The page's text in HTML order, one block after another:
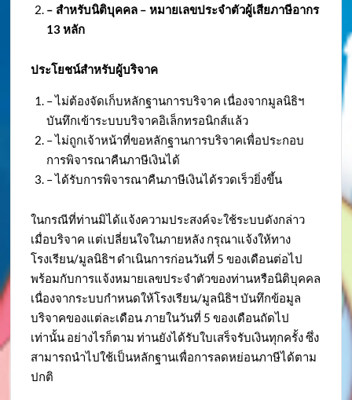
– สำหรับนิติบุคคล – หมายเลขประจำตัวผู้เสียภาษีอากร
13 หลัก
ประโยชน์สำหรับผู้บริจาค
– ไม่ต้องจัดเก็บหลักฐานการบริจาค เนื่องจากมูลนิธิฯ
บันทึกเข้าระบบบริจาคอิเล็กทรอนิกส์แล้ว
– ไม่ถูกเจ้าหน้าที่ขอหลักฐานการบริจาคเพื่อประกอบ
การพิจารณาคืนภาษีเงินได้
– ได้รับการพิจารณาคืนภาษีเงินได้รวดเร็วยิ่งขึ้น
ในกรณีที่ท่านมิได้แจ้งความประสงค์จะใช้ระบบดังกล่าว
เมื่อบริจาค แต่เปลี่ยนใจในภายหลัง กรุณาแจ้งให้ทาง
โรงเรียน/มูลนิธิฯ ดำเนินการก่อนวันที่ 5 ของเดือนต่อไป
พร้อมกับการแจ้งหมายเลขประจำตัวของท่านหรือนิติบุคคล
เนื่องจากระบบกำหนดให้โรงเรียน/มูลนิธิฯ บันทึกข้อมูล
บริจาคของแต่ละเดือน ภายในวันที่ 5 ของเดือนถัดไป
เท่านั้น อย่างไรก็ตาม ท่านยังได้รับใบเสร็จรับเงินทุกครั้ง ซึ่ง
สามารถนำไปใช้เป็นหลักฐานเพื่อการลดหย่อนภาษีได้ตาม
ปกติ